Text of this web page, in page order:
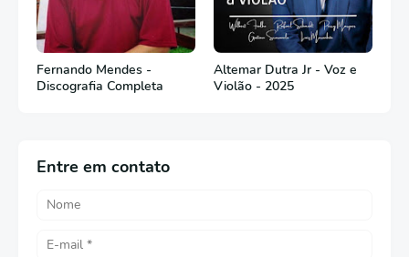
Fernando Mendes -
Discografia Completa
Altemar Dutra Jr - Voz e
Violão - 2025
Entre em contato